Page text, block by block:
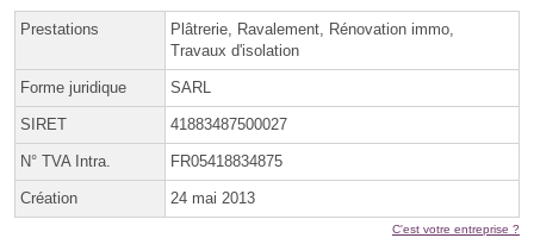
Prestations
Plâtrerie, Ravalement, Rénovation immo,
Travaux d'isolation
Forme juridique SARL
SIRET 41883487500027
N° TVA Intra. FR05418834875
Création 24 mai 2013
C'est votre entreprise ?